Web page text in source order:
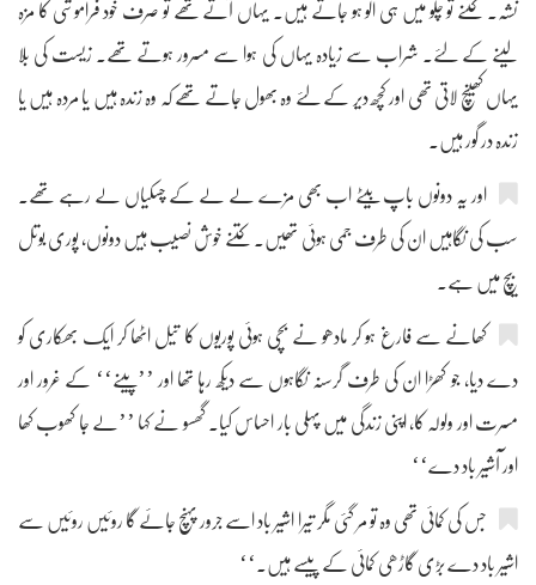
نشہ۔ کتنے تو چلو میں ہی الو ہو جاتے ہیں۔ یہاں آتے تھے تو صرف خود فراموشی کا مزہ
لینے کے لئے۔ شراب سے زیادہ یہاں کی ہوا سے مسرور ہوتے تھے۔ زیست کی بلا
یہاں کھینچ لاتی تھی اور کچھ دیر کے لئے وہ بھول جاتے تھے کہ وہ زندہ ہیں یا مردہ ہیں یا
زندہ در گور ہیں۔
اور یہ دونوں باپ بیٹے اب بھی مزے لے لے کے چسکیاں لے رہے تھے۔
سب کی نگاہیں ان کی طرف جمی ہوئی تھیں۔ کتنے خوش نصیب ہیں دونوں، پوری بوتل
بیچ میں ہے۔
کھانے سے فارغ ہو کر مادھو نے بچی ہوئی پوریوں کا تیل اٹھا کر ایک بھکاری کو
دے دیا، جو کھڑا ان کی طرف گرسنہ نگاہوں سے دیکھ رہا تھا اور ’’پینے‘‘ کے غرور اور
مسرت اور ولولہ کا، اپنی زندگی میں پہلی بار احساس کیا۔ گھسو نے کہا ’’لے جا کھوب کھا
اور آشیر باد دے‘‘
جس کی کمائی تھی وہ تو مر گئی مگر تیرا اشیر باد اسے جرور پہنچ جائے گا روئیں روئیں سے
اشیر باد دے بڑی گاڑھی کمائی کے پیسے ہیں۔‘‘